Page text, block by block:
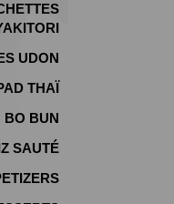
UDON
THAÏ
BO BUN
SAUTÉ